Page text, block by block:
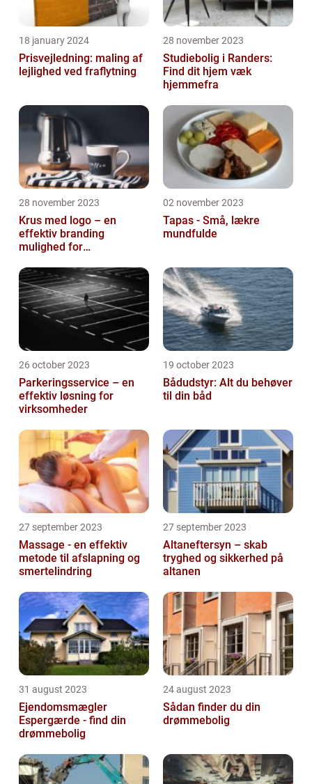
18 january 2024
Prisvejledning: maling af
lejlighed ved fraflytning
28 november 2023
Studiebolig i Randers:
Find dit hjem væk
hjemmefra
28 november 2023
Krus med logo – en
effektiv branding
mulighed for
02 november 2023
Tapas - Små, lækre
mundfulde
26 october 2023
Parkeringsservice – en
effektiv løsning for
virksomheder
19 october 2023
Bådudstyr: Alt du behøver
til din båd
27 september 2023
Massage - en effektiv
metode til afslapning og
smertelindring
27 september 2023
Altaneftersyn – skab
tryghed og sikkerhed på
altanen
31 august 2023
Ejendomsmægler
Espergærde - find din
drømmebolig
24 august 2023
Sådan finder du din
drømmebolig